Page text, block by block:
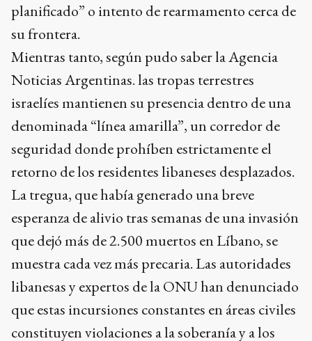
planificado” o intento de rearmamento cerca de
su frontera.
Mientras tanto, según pudo saber la Agencia
Noticias Argentinas. las tropas terrestres
israelíes mantienen su presencia dentro de una
denominada “línea amarilla”, un corredor de
seguridad donde prohíben estrictamente el
retorno de los residentes libaneses desplazados.
La tregua, que había generado una breve
esperanza de alivio tras semanas de una invasión
que dejó más de 2.500 muertos en Líbano, se
muestra cada vez más precaria. Las autoridades
libanesas y expertos de la ONU han denunciado
que estas incursiones constantes en áreas civiles
constituyen violaciones a la soberanía y a los